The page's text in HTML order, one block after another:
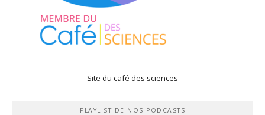
Site du café des sciences
PLAYLIST DE NOS PODCASTS